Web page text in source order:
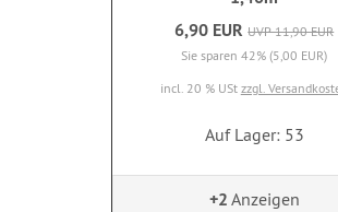
6,90 EUR UVP 11,90 EUR
Sie sparen 42% (5,00 EUR)
incl. 20 % USt zzgl.
Auf Lager: 53
+2 Anzeigen